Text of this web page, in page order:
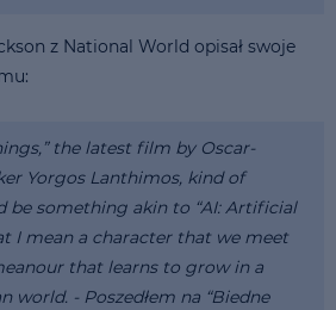
z National World opisał swoje
the latest film by Oscar-
Yorgos Lanthimos, kind of
be something akin to “AI: Artificial
I mean a character that we meet
that learns to grow in a
world. - Poszedłem na “Biedne